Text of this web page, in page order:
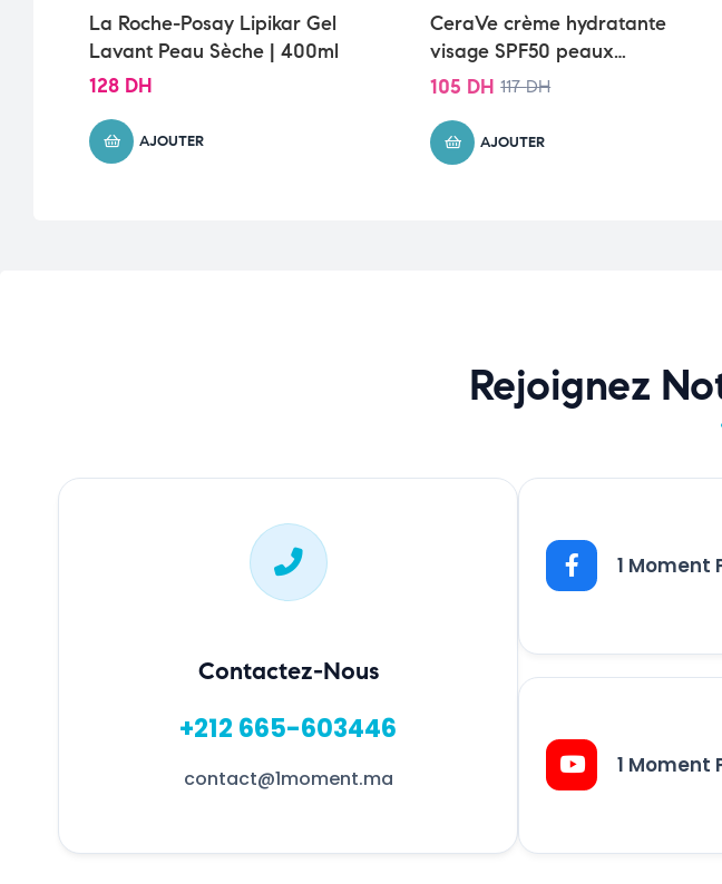
La Roche-Posay Lipikar Gel
Lavant Peau Sèche | 400ml
128 DH
AJOUTER
CeraVe crème hydratante
visage SPF50 peaux
normales à sèches | 52ml
117DH
105 DH
AJOUTER
Rejoignez
Contactez-Nous
+212 665-603446
contact@1moment.ma
1 Moment
1 Moment